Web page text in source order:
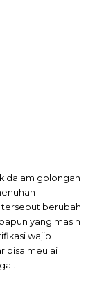
dalam golongan
berubah
yang masih
wajib
bisa meulai